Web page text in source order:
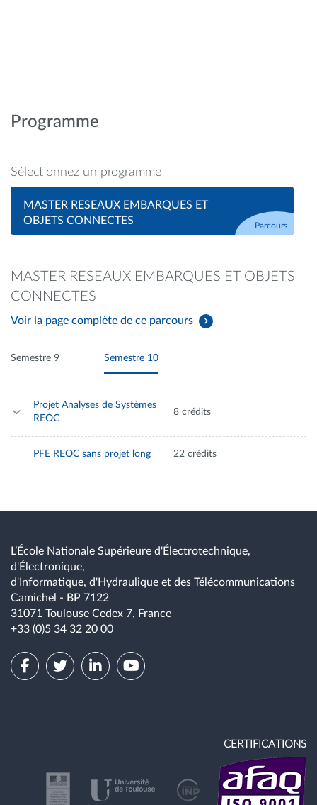
Programme
Sélectionnez un programme
MASTER RESEAUX EMBARQUES ET
OBJETS CONNECTES
Parcours
MASTER RESEAUX EMBARQUES ET OBJETS
CONNECTES
Voir la page complète de ce parcours
Semestre 9 Semestre 10
Projet Analyses de Systèmes
REOC
8 crédits
PFE REOC sans projet long 22 crédits
L’École Nationale Supérieure d'Électrotechnique,
d'Électronique,
d'Informatique, d'Hydraulique et des Télécommunications
Camichel - BP 7122
31071 Toulouse Cedex 7, France
+33 (0)5 34 32 20 00
CERTIFICATIONS